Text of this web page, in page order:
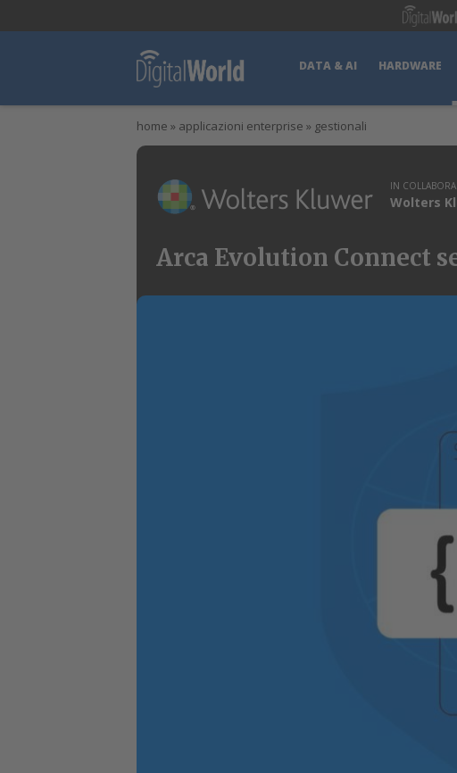
DATA & AI HARDWARE
home » applicazioni enterprise » gestionali
IN
Wolters
Arca Evolution Connect